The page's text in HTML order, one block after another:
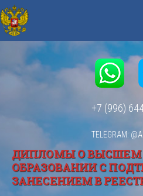
+7 (996)
TELEGRAM:
ДИПЛОМЫ О ВЫСШЕМ
ОБРАЗОВАНИИ С
ЗАНЕСЕНИЕМ В